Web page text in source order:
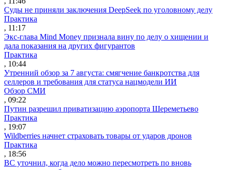
Суды не приняли заключения DeepSeek по уголовному делу
Практика
, 11:17
Экс-глава Mind Money признала вину по делу о хищении и
дала показания на других фигурантов
Практика
, 10:44
Утренний обзор за 7 августа: смягчение банкротства для
селлеров и требования для статуса нацмодели ИИ
Обзор СМИ
, 09:22
Путин разрешил приватизацию аэропорта Шереметьево
Практика
, 19:07
Wildberries начнет страховать товары от ударов дронов
Практика
, 18:56
ВС уточнил, когда дело можно пересмотреть по вновь